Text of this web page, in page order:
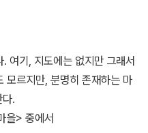
과 어울리고 조직하며 집과
여기, 지도에는 없지만 그래서
모르지만, 분명히 존재하는 마
다.
을> 중에서